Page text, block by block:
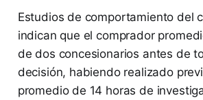
Estudios de comportamiento del
indican que el comprador
de dos concesionarios antes de
decisión, habiendo realizado
promedio de 14 horas de